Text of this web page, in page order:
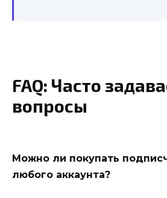
FAQ: Часто
вопросы
Можно ли покупать
любого аккаунта?